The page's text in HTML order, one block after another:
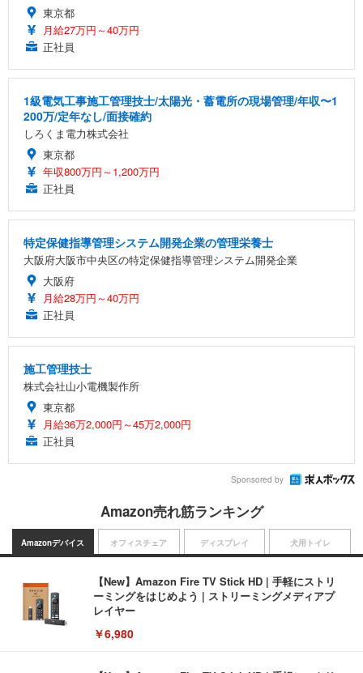
東京都
月給27万円～40万円
正社員
1級電気工事施工管理技士/太陽光・蓄電所の現場管理/年収〜1
200万/定年なし/面接確約
しろくま電力株式会社
東京都
年収800万円～1,200万円
正社員
特定保健指導管理システム開発企業の管理栄養士
大阪府大阪市中央区の特定保健指導管理システム開発企業
大阪府
月給28万円～40万円
正社員
施工管理技士
株式会社山小電機製作所
東京都
月給36万2,000円～45万2,000円
正社員
Sponsored by
Amazon売れ筋ランキング
Amazonデバイス
【New】Amazon Fire TV Stick HD | 手軽にストリ
ーミングをはじめよう | ストリーミングメディアプ
レイヤー
￥6,980
オフィスチェア ディスプレイ 犬用トイレ